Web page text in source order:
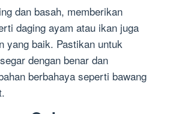
dan basah, memberikan
daging ayam atau ikan juga
yang baik. Pastikan untuk
dengan benar dan
berbahaya seperti bawang